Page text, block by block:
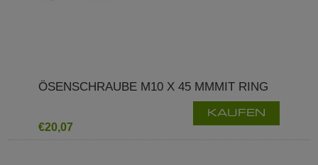
ÖSENSCHRAUBE M10 X 45 MMMIT RING
€20,07
KAUFEN